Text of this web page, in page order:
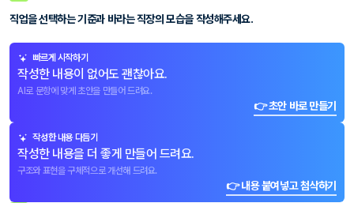
직업을 선택하는 기준과 바라는 직장의 모습을 작성해주세요.
빠르게 시작하기
작성한 내용이 없어도 괜찮아요.
AI로 문항에 맞게 초안을 만들어 드려요.
👉 초안 바로 만들기
작성한 내용 다듬기
작성한 내용을 더 좋게 만들어 드려요.
구조와 표현을 구체적으로 개선해 드려요.
👉 내용 붙여넣고 첨삭하기